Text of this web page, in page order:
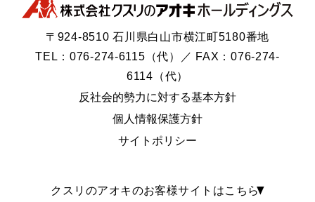
〒924-8510 石川県白山市横江町5180番地
TEL：076-274-6115（代）／ FAX：076-274-
6114（代）
反社会的勢力に対する基本方針
個人情報保護方針
サイトポリシー
クスリのアオキのお客様サイトはこちら